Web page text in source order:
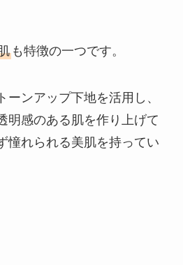
も特徴の一つです。
ーンアップ下地を活用し、
明感のある肌を作り上げて
憧れられる美肌を持ってい